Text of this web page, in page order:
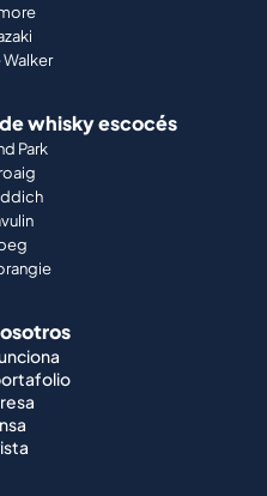
Walker
whisky escocés
Park